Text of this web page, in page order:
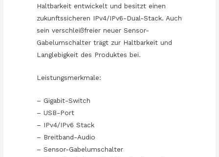
Haltbarkeit entwickelt und besitzt einen
zukunftssicheren IPv4/IPv6-Dual-Stack. Auch
sein verschleißfreier neuer Sensor-
Gabelumschalter trägt zur Haltbarkeit und
Langlebigkeit des Produktes bei.
Leistungsmerkmale:
– Gigabit-Switch
– USB-Port
– IPv4/IPv6 Stack
– Breitband-Audio
– Sensor-Gabelumschalter